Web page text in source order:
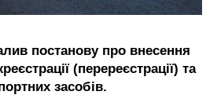
постанову про внесення
(перереєстрації) та
засобів.